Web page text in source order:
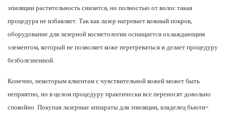
эпиляции растительность снизится, но полностью от волос такая
процедура не избавляет. Так как лазер нагревает кожный покров,
оборудование для лазерной косметологии оснащается охлаждающим
элементом, который не позволяет коже перегреваться и делает процедуру
безболезненной.
Конечно, некоторым клиентам с чувствительной кожей может быть
неприятно, но в целом процедуру практически все переносят довольно
спокойно. Покупая лазерные аппараты для эпиляции, владелец бьюти-